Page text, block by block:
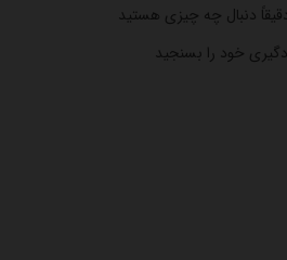
دنبال چه چیزی هستید
خود را بسنجید